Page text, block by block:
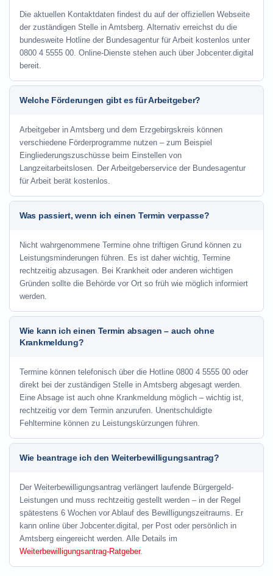
Die aktuellen Kontaktdaten findest du auf der offiziellen Webseite
der zuständigen Stelle in Amtsberg. Alternativ erreichst du die
bundesweite Hotline der Bundesagentur für Arbeit kostenlos unter
0800 4 5555 00. Online-Dienste stehen auch über Jobcenter.digital
bereit.
Welche Förderungen gibt es für Arbeitgeber?
Arbeitgeber in Amtsberg und dem Erzgebirgskreis können
verschiedene Förderprogramme nutzen – zum Beispiel
Eingliederungszuschüsse beim Einstellen von
Langzeitarbeitslosen. Der Arbeitgeberservice der Bundesagentur
für Arbeit berät kostenlos.
Was passiert, wenn ich einen Termin verpasse?
Nicht wahrgenommene Termine ohne triftigen Grund können zu
Leistungsminderungen führen. Es ist daher wichtig, Termine
rechtzeitig abzusagen. Bei Krankheit oder anderen wichtigen
Gründen sollte die Behörde vor Ort so früh wie möglich informiert
werden.
Wie kann ich einen Termin absagen – auch ohne
Krankmeldung?
Termine können telefonisch über die Hotline 0800 4 5555 00 oder
direkt bei der zuständigen Stelle in Amtsberg abgesagt werden.
Eine Absage ist auch ohne Krankmeldung möglich – wichtig ist,
rechtzeitig vor dem Termin anzurufen. Unentschuldigte
Fehltermine können zu Leistungskürzungen führen.
Wie beantrage ich den Weiterbewilligungsantrag?
Der Weiterbewilligungsantrag verlängert laufende Bürgergeld-
Leistungen und muss rechtzeitig gestellt werden – in der Regel
spätestens 6 Wochen vor Ablauf des Bewilligungszeitraums. Er
kann online über Jobcenter.digital, per Post oder persönlich in
Amtsberg eingereicht werden. Alle Details im
Weiterbewilligungsantrag-Ratgeber.